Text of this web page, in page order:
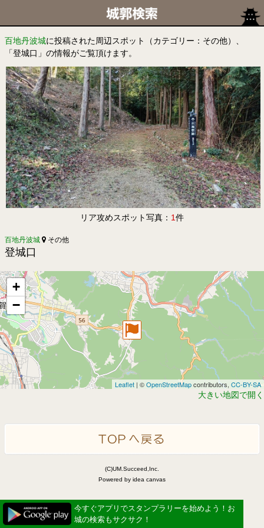
百地丹波城に投稿された周辺スポット（カテゴリー：その他）、
「登城口」の情報がご覧頂けます。
リア攻めスポット写真： 1件
百地丹波城 その他
登城口
+
−
Leaflet | ©OpenStreetMapcontributors, CC-BY-SA
大きい地図で開く
(C)UM.Succeed,Inc.
Powered by idea canvas
今すぐアプリでスタンプラリーを始めよう！お
城の検索もサクサク！